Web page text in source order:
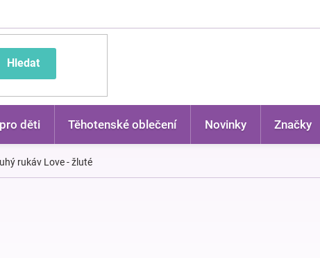
Hledat
děti Těhotenské oblečení Novinky Značky
rukáv Love - žluté